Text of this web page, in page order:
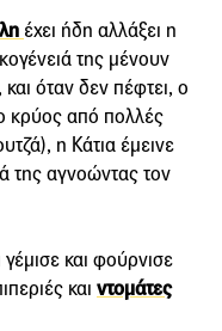
έχει ήδη αλλάξει η
της μένουν
όταν δεν πέφτει, ο
κρύος από πολλές
η Κάτια έμεινε
της αγνοώντας τον
γέμισε και φούρνισε
και ντομάτες